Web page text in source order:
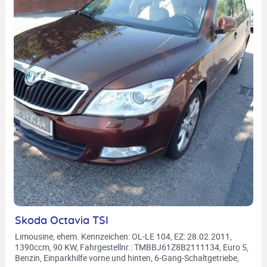
Skoda Octavia TSI
Limousine, ehem. Kennzeichen: OL-LE 104, EZ: 28.02.2011,
1390ccm, 90 KW, Fahrgestellnr.: TMBBJ61Z8B2111134, Euro 5,
Benzin, Einparkhilfe vorne und hinten, 6-Gang-Schaltgetriebe,